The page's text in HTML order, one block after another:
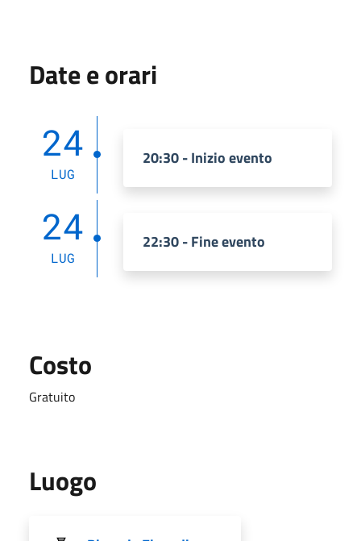
Date e orari
24
LUG
20:30 - Inizio evento
24
LUG
22:30 - Fine evento
Costo
Gratuito
Luogo